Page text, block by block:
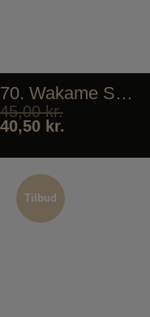
70. Wakame Salad
45,00kr.
40,50 kr.
Tilbud
Tilbud